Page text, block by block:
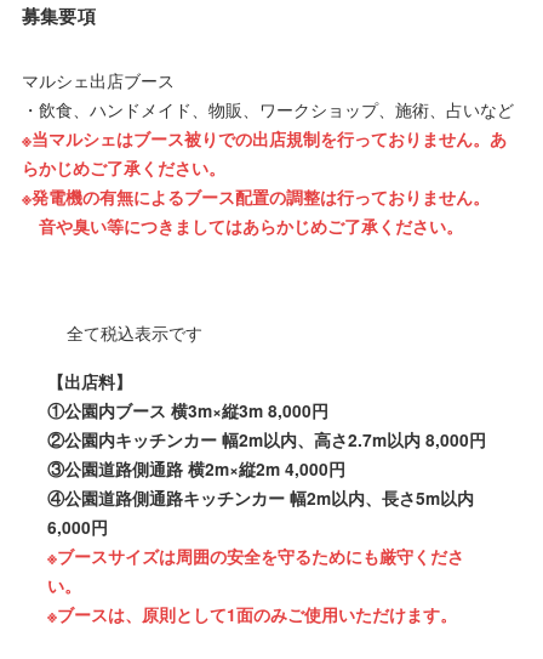
募集要項
マルシェ出店ブース
・飲食、ハンドメイド、物販、ワークショップ、施術、占いなど
※当マルシェはブース被りでの出店規制を行っておりません。あ
らかじめご了承ください。
※発電機の有無によるブース配置の調整は行っておりません。
音や臭い等につきましてはあらかじめご了承ください。
全て税込表示です
【出店料】
①公園内ブース 横3m×縦3m 8,000円
②公園内キッチンカー 幅2m以内、高さ2.7m以内 8,000円
③公園道路側通路 横2m×縦2m 4,000円
④公園道路側通路キッチンカー 幅2m以内、長さ5m以内
6,000円
※ブースサイズは周囲の安全を守るためにも厳守くださ
い。
※ブースは、原則として1面のみご使用いただけます。